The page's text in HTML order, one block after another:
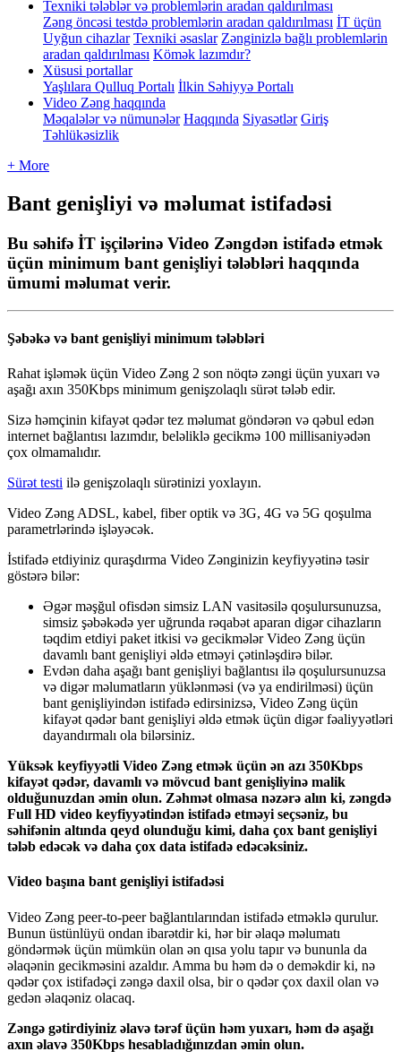
Texniki tələblər və problemlərin aradan qaldırılması
Zəng öncəsi testdə problemlərin aradan qaldırılması İT üçün
Uyğun cihazlar Texniki əsaslar Zənginizlə bağlı problemlərin
aradan qaldırılması Kömək lazımdır?
Xüsusi portallar
Yaşlılara Qulluq Portalı İlkin Səhiyyə Portalı
Video Zəng haqqında
Məqalələr və nümunələr Haqqında Siyasətlər Giriş
Təhlükəsizlik
+ More
Bant genişliyi və məlumat istifadəsi
Bu səhifə İT işçilərinə Video Zəngdən istifadə etmək
üçün minimum bant genişliyi tələbləri haqqında
ümumi məlumat verir.
Şəbəkə və bant genişliyi minimum tələbləri
Rahat işləmək üçün Video Zəng 2 son nöqtə zəngi üçün yuxarı və
aşağı axın 350Kbps minimum genişzolaqlı sürət tələb edir.
Sizə həmçinin kifayət qədər tez məlumat göndərən və qəbul edən
internet bağlantısı lazımdır, beləliklə gecikmə 100 millisaniyədən
çox olmamalıdır.
Sürət testi ilə genişzolaqlı sürətinizi yoxlayın.
Video Zəng ADSL, kabel, fiber optik və 3G, 4G və 5G qoşulma
parametrlərində işləyəcək.
İstifadə etdiyiniz quraşdırma Video Zənginizin keyfiyyətinə təsir
göstərə bilər:
Əgər məşğul ofisdən simsiz LAN vasitəsilə qoşulursunuzsa,
simsiz şəbəkədə yer uğrunda rəqabət aparan digər cihazların
təqdim etdiyi paket itkisi və gecikmələr Video Zəng üçün
davamlı bant genişliyi əldə etməyi çətinləşdirə bilər.
Evdən daha aşağı bant genişliyi bağlantısı ilə qoşulursunuzsa
və digər məlumatların yüklənməsi (və ya endirilməsi) üçün
bant genişliyindən istifadə edirsinizsə, Video Zəng üçün
kifayət qədər bant genişliyi əldə etmək üçün digər fəaliyyətləri
dayandırmalı ola bilərsiniz.
Yüksək keyfiyyətli Video Zəng etmək üçün ən azı 350Kbps
kifayət qədər, davamlı və mövcud bant genişliyinə malik
olduğunuzdan əmin olun. Zəhmət olmasa nəzərə alın ki, zəngdə
Full HD video keyfiyyətindən istifadə etməyi seçsəniz, bu
səhifənin altında qeyd olunduğu kimi, daha çox bant genişliyi
tələb edəcək və daha çox data istifadə edəcəksiniz.
Video başına bant genişliyi istifadəsi
Video Zəng peer-to-peer bağlantılarından istifadə etməklə qurulur.
Bunun üstünlüyü ondan ibarətdir ki, hər bir əlaqə məlumatı
göndərmək üçün mümkün olan ən qısa yolu tapır və bununla da
əlaqənin gecikməsini azaldır. Amma bu həm də o deməkdir ki, nə
qədər çox istifadəçi zəngə daxil olsa, bir o qədər çox daxil olan və
gedən əlaqəniz olacaq.
Zəngə gətirdiyiniz əlavə tərəf üçün həm yuxarı, həm də aşağı
axın əlavə 350Kbps hesabladığınızdan əmin olun.